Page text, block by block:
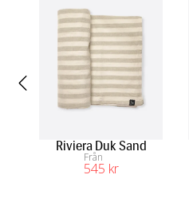
Riviera Duk Sand
Från
545 kr